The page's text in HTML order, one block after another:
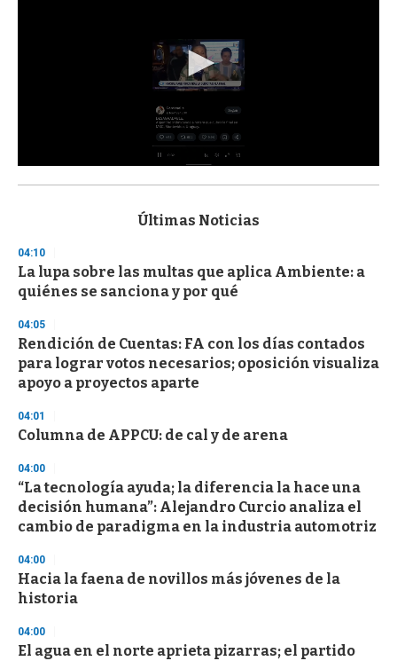
s
d
s
o
f
3
s
c
o
d
s
Últimas Noticias
04:10
La lupa sobre las multas que aplica Ambiente: a
quiénes se sanciona y por qué
04:05
Rendición de Cuentas: FA con los días contados
para lograr votos necesarios; oposición visualiza
apoyo a proyectos aparte
04:01
Columna de APPCU: de cal y de arena
04:00
“La tecnología ayuda; la diferencia la hace una
decisión humana”: Alejandro Curcio analiza el
cambio de paradigma en la industria automotriz
04:00
Hacia la faena de novillos más jóvenes de la
historia
04:00
El agua en el norte aprieta pizarras; el partido